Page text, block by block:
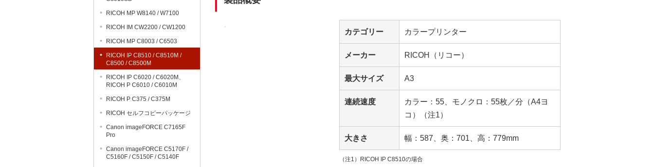
カテゴリー カラープリンター
メーカー RICOH（リコー）
最大サイズ A3
連続速度
カラー：55、モノクロ：55枚／分（A4ヨ
コ）（注1）
大きさ 幅：587、奥：701、高：779mm
（注1）RICOH IP C8510の場合
RICOH MP W8140 / W7100
RICOH IM CW2200 / CW1200
RICOH MP C8003 / C6503
RICOH IP C8510 / C8510M /
C8500 / C8500M
RICOH IP C6020 / C6020M、
RICOH P C6010 / C6010M
RICOH P C375 / C375M
RICOH セルフコピーパッケージ
Canon imageFORCE C7165F
Pro
Canon imageFORCE C5170F /
C5160F / C5150F / C5140F